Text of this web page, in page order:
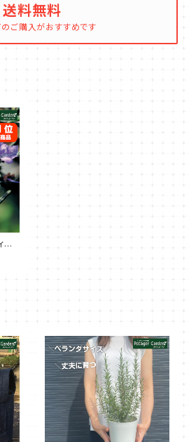
送料無料
のご購入がおすすめです
ー